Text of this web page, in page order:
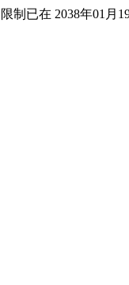
制已在 2038年01月